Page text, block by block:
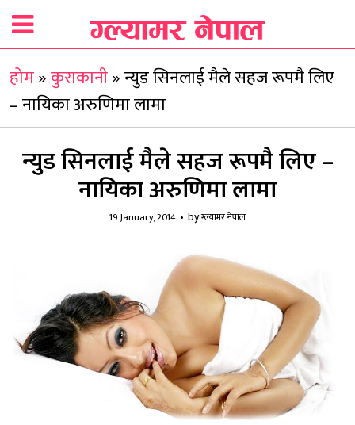
होम»कुराकानी»न्युड सिनलाई मैले सहज रूपमै लिए
– नायिका अरुणिमा लामा
न्युड सिनलाई मैले सहज रूपमै लिए –
नायिका अरुणिमा लामा
19 January, 2014 byग्ल्यामर नेपाल